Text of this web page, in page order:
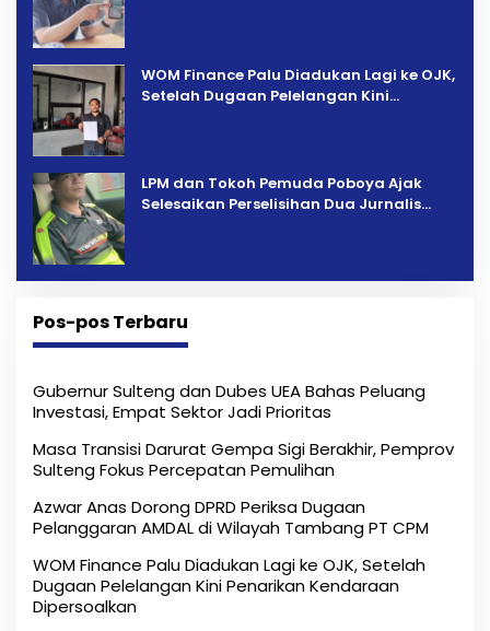
‎WOM Finance Palu Diadukan Lagi ke OJK,
Setelah Dugaan Pelelangan Kini
LPM dan Tokoh Pemuda Poboya Ajak
Selesaikan Perselisihan Dua Jurnalis
Pos-pos Terbaru
Gubernur Sulteng dan Dubes UEA Bahas Peluang
Investasi, Empat Sektor Jadi Prioritas
Masa Transisi Darurat Gempa Sigi Berakhir, Pemprov
Sulteng Fokus Percepatan Pemulihan
Azwar Anas Dorong DPRD Periksa Dugaan
Pelanggaran AMDAL di Wilayah Tambang PT CPM
‎WOM Finance Palu Diadukan Lagi ke OJK, Setelah
Dugaan Pelelangan Kini Penarikan Kendaraan
Dipersoalkan ‎